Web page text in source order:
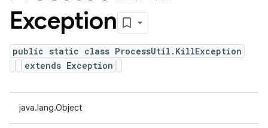
Exception
public static class ProcessUtil.KillException
extends Exception
java.lang.Object